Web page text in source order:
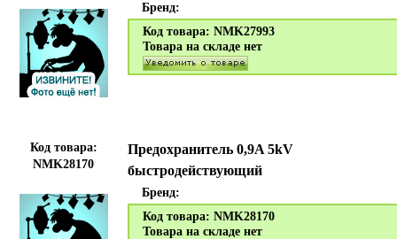
Бренд:
Код товара: NMK27993
Товара на складе нет
Код товара:
NMK28170
Предохранитель 0,9A 5kV
быстродействующий
Бренд:
Код товара: NMK28170
Товара на складе нет